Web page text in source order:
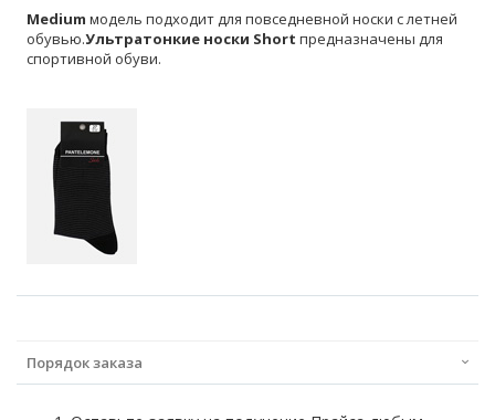
Medium модель подходит для повседневной носки с летней
обувью.Ультратонкие носки Short предназначены для
спортивной обуви.
Порядок заказа